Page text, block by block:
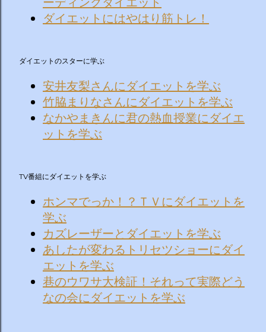
ダイエットにはやはり筋トレ！
ダイエットのスターに学ぶ
安井友梨さんにダイエットを学ぶ
竹脇まりなさんにダイエットを学ぶ
なかやまきんに君の熱血授業にダイエ
ットを学ぶ
TV番組にダイエットを学ぶ
ホンマでっか！？ＴＶにダイエットを
学ぶ
カズレーザーとダイエットを学ぶ
あしたが変わるトリセツショーにダイ
エットを学ぶ
巷のウワサ大検証！それって実際どう
なの会にダイエットを学ぶ